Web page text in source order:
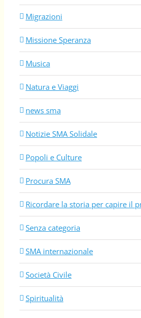
Migrazioni
Missione Speranza
Musica
Natura e Viaggi
news sma
Notizie SMA Solidale
Popoli e Culture
Procura SMA
Ricordare la storia per capire il
Senza categoria
SMA internazionale
Società Civile
Spiritualità